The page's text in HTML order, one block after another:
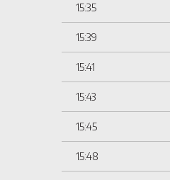
15:35
15:39
15:41
15:43
15:45
15:48